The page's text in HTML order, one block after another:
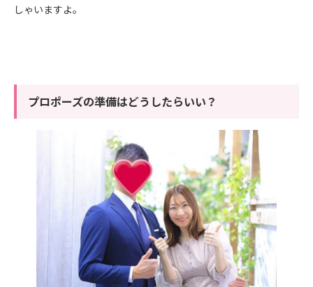
しゃいますよ。
プロポーズの準備はどうしたらいい？